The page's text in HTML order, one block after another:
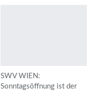
SWV WIEN:
Sonntagsöffnung ist der